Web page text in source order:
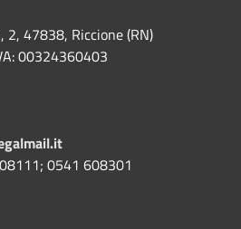
47838, Riccione (RN)
00324360403
0541 608301